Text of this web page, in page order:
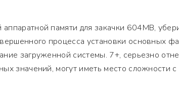
памяти для закачки 604MB,
процесса установки основных
загруженной системы. 7+, серьезно
значений, могут иметь место сложности